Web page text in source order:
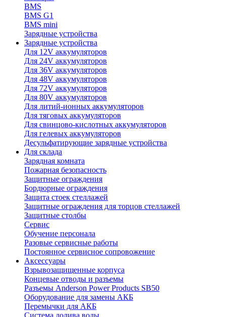
BMS
BMS G1
BMS mini
Зарядные устройства
Зарядные устройства
Для 12V аккумуляторов
Для 24V аккумуляторов
Для 36V аккумуляторов
Для 48V аккумуляторов
Для 72V аккумуляторов
Для 80V аккумуляторов
Для литий-ионных аккумуляторов
Для тяговых аккумуляторов
Для свинцово-кислотных аккумуляторов
Для гелевых аккумуляторов
Десульфатирующие зарядные устройства
Для склада
Зарядная комната
Пожарная безопасность
Защитные ограждения
Бордюрные ограждения
Защита стоек стеллажей
Защитные ограждения для торцов стеллажей
Защитные столбы
Сервис
Обучение персонала
Разовые сервисные работы
Постоянное сервисное сопровожение
Аксессуары
Взрывозащищенные корпуса
Концевые отводы и разъемы
Разъемы Anderson Power Products SB50
Оборудование для замены АКБ
Перемычки для АКБ
Система долива воды